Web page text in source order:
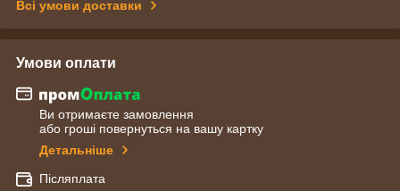
Всі умови доставки
Умови оплати
Ви отримаєте замовлення
або гроші повернуться на вашу картку
Детальніше
Післяплата